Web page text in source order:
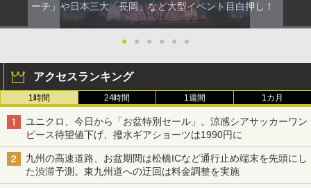
ーチ」や日本三大「長岡」など大型イベント目白押し！
● ● ● ● ● ●
アクセスランキング
1時間 24時間 1週間 1カ月
ユニクロ、今日から「お盆特別セール」。涼感シアサッカーワン
ピース待望値下げ、撥水ギアショーツは1990円に
九州の高速道路、お盆期間は松橋ICなど通行止め端末を先頭にし
た渋滞予測。東九州道への迂回は料金調整を実施